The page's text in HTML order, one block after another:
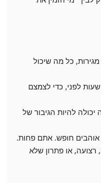
כל מה שיכול
לפני, כדי לצמצם
להיות הגיבור של
אוהבים חופש. אתם פחות.
או פתרון שלא